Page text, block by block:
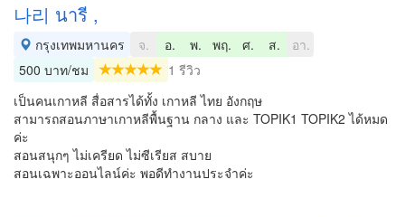
나리 นารี ,
กรุงเทพมหานคร จ. อ. พ. พฤ. ศ. ส.
อา.
500 บาท/ชม
1 รีวิว
เป็นคนเกาหลี สื่อสารได้ทั้ง เกาหลี ไทย อังกฤษ
สามารถสอนภาษาเกาหลีพื้นฐาน กลาง และ TOPIK1 TOPIK2 ได้หมด
ค่ะ
สอนสนุกๆ ไม่เครียด ไม่ซีเรียส สบาย
สอนเฉพาะออนไลน์ค่ะ พอดีทำงานประจำค่ะ